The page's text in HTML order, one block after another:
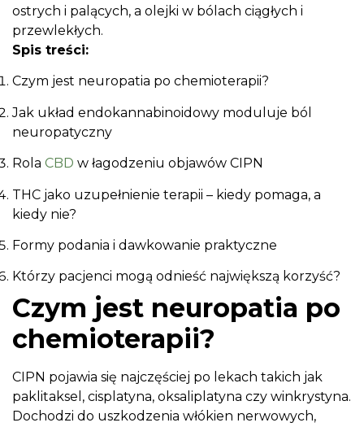
ostrych i palących, a olejki w bólach ciągłych i
przewlekłych.
Spis treści:
Czym jest neuropatia po chemioterapii?
Jak układ endokannabinoidowy moduluje ból
neuropatyczny
Rola CBD w łagodzeniu objawów CIPN
THC jako uzupełnienie terapii – kiedy pomaga, a
kiedy nie?
Formy podania i dawkowanie praktyczne
Którzy pacjenci mogą odnieść największą korzyść?
Czym jest neuropatia po
chemioterapii?
CIPN pojawia się najczęściej po lekach takich jak
paklitaksel, cisplatyna, oksaliplatyna czy winkrystyna.
Dochodzi do uszkodzenia włókien nerwowych,